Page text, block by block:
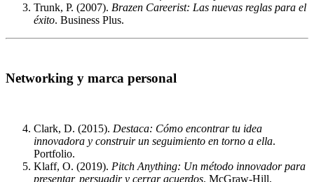
Trunk, P. (2007). Brazen Careerist: Las nuevas reglas para el
éxito. Business Plus.
Networking y marca personal
Clark, D. (2015). Destaca: Cómo encontrar tu idea
innovadora y construir un seguimiento en torno a ella.
Portfolio.
Klaff, O. (2019). Pitch Anything: Un método innovador para
presentar, persuadir y cerrar acuerdos. McGraw-Hill.